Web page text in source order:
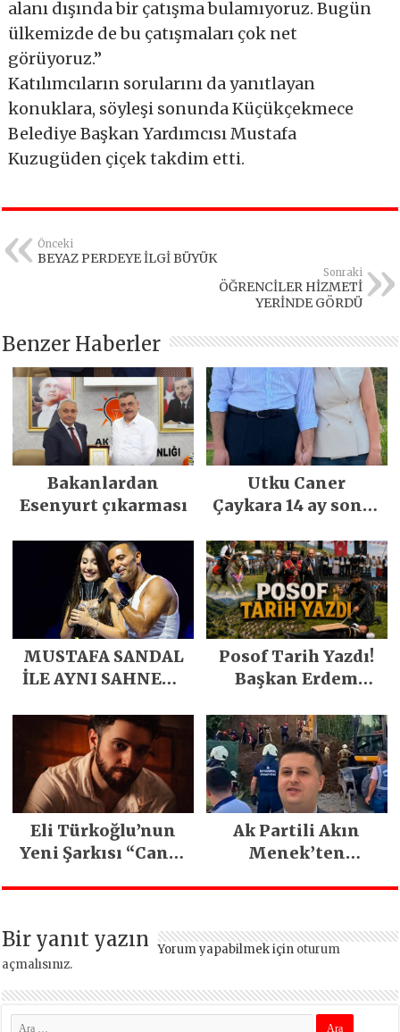
alanı dışında bir çatışma bulamıyoruz. Bugün
ülkemizde de bu çatışmaları çok net
görüyoruz.”
Katılımcıların sorularını da yanıtlayan
konuklara, söyleşi sonunda Küçükçekmece
Belediye Başkan Yardımcısı Mustafa
Kuzugüden çiçek takdim etti.
Önceki
BEYAZ PERDEYE İLGİ BÜYÜK
Sonraki
ÖĞRENCİLER HİZMETİ
YERİNDE GÖRDÜ
Benzer Haberler
Bakanlardan
Esenyurt çıkarması
Utku Caner
Çaykara 14 ay sonra
kavuştu
MUSTAFA SANDAL
İLE AYNI SAHNEDE
Posof Tarih Yazdı!
Başkan Erdem
Emeğiyle Son
Yılların En Büyük
Festivali
Gerçekleşti
Eli Türkoğlu’nun
Yeni Şarkısı “Canın
İlgi Gördü!..
Ak Partili Akın
Menek’ten
heyelan sonrası
Bir yanıt yazın Yorum yapabilmek için oturum
açmalısınız.